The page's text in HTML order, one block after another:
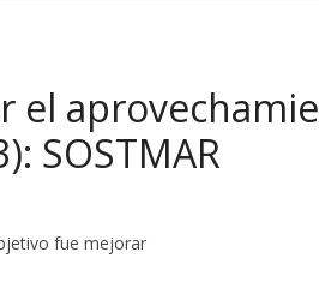
el
SOSTMAR
fue mejorar